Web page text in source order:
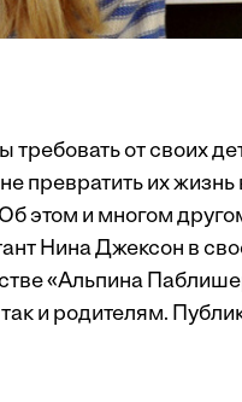
от своих
превратить их
этом и многом
Нина Джексон в
«Альпина
и родителям.